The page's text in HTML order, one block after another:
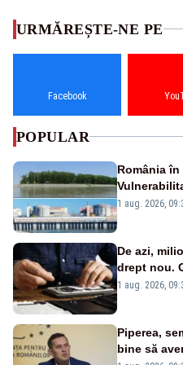
URMĂREȘTE-NE PE
Facebook
POPULAR
România
în pericol
1 aug. 2026,
De azi,
drept nou.
un produs
1 aug. 2026,
Piperea,
bine să